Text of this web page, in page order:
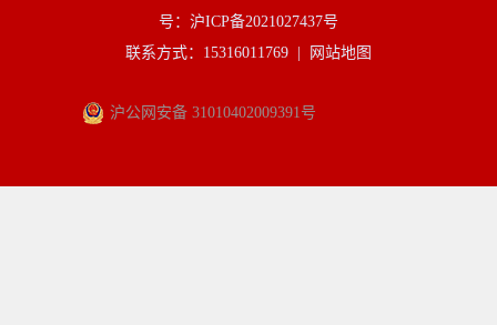
号：沪ICP备2021027437号
联系方式：15316011769 |
网站地图
沪公网安备 31010402009391号